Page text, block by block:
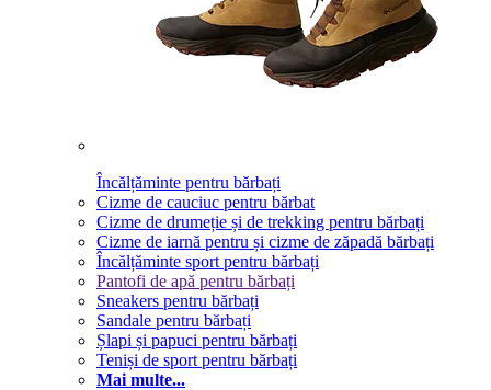
Încălțăminte pentru bărbați
Cizme de cauciuc pentru bărbat
Cizme de drumeție și de trekking pentru bărbați
Cizme de iarnă pentru și cizme de zăpadă bărbați
Încălțăminte sport pentru bărbați
Pantofi de apă pentru bărbați
Sneakers pentru bărbați
Sandale pentru bărbați
Șlapi și papuci pentru bărbați
Teniși de sport pentru bărbați
Mai multe...